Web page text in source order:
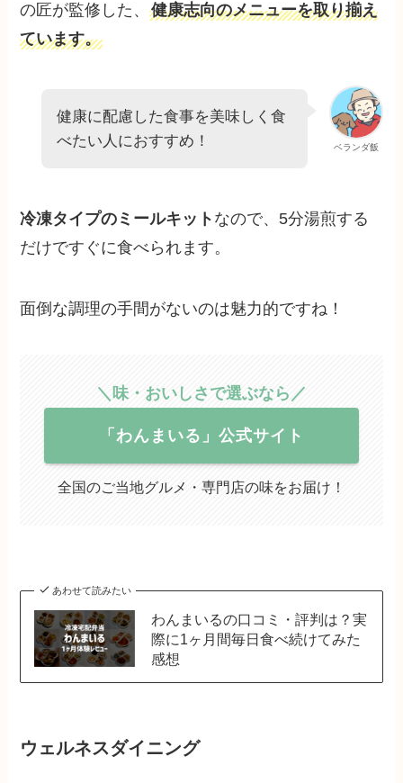
の匠が監修した、健康志向のメニューを取り揃え
ています。
ベランダ飯
健康に配慮した食事を美味しく食
べたい人におすすめ！
冷凍タイプのミールキット なので、5分湯煎する
だけですぐに食べられます。
面倒な調理の手間がないのは魅力的ですね！
＼味・おいしさで選ぶなら／
「わんまいる」公式サイト
全国のご当地グルメ・専門店の味をお届け！
あわせて読みたい
わんまいるの口コミ・評判は？実
際に1ヶ月間毎日食べ続けてみた
感想
ウェルネスダイニング